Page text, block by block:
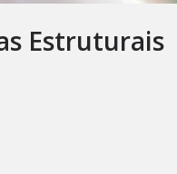
Estruturais